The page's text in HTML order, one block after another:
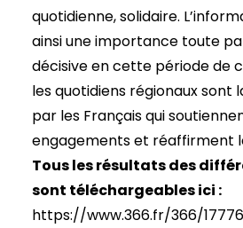
quotidienne, solidaire.
ainsi une importance toute
décisive en cette période de
les quotidiens régionaux sont
par les Français qui
engagements et réaffirment
Tous les résultats des
sont téléchargeables ici :
https://www.366.fr/366/